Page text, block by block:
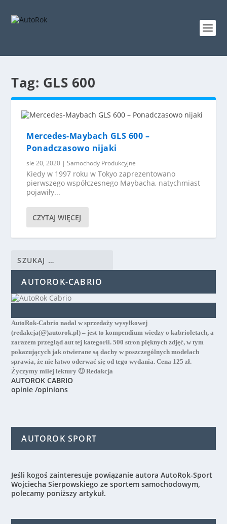
Tag: GLS 600
Mercedes-Maybach GLS 600 –
Ponadczasowo nijaki
sie 20, 2020 |Samochody Produkcyjne
Kiedy w 1997 roku w Tokyo zaprezentowano
pierwszego współczesnego Maybacha, natychmiast
pojawiły...
CZYTAJ WIĘCEJ
AUTOROK-CABRIO
AutoRok-Cabrio nadal w sprzedaży wysyłkowej
(redakcja(@)autorok.pl) – jest to kompendium wiedzy o kabrioletach, a
zarazem przegląd aut tej kategorii. 500 stron pięknych zdjęć, w tym
pokazujących jak otwierane są dachy w poszczególnych modelach
sprawia, że nie łatwo oderwać się od tego wydania. Cena 125 zł.
Życzymy miłej lektury 🙂 Redakcja
AUTOROK CABRIO
opinie /opinions
AUTOROK SPORT
Jeśli kogoś zainteresuje powiązanie autora AutoRok-Sport
Wojciecha Sierpowskiego ze sportem samochodowym,
polecamy poniższy artykuł.